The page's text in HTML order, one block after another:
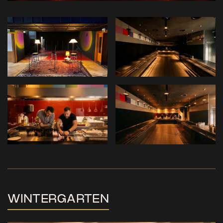
WINTERGARTEN